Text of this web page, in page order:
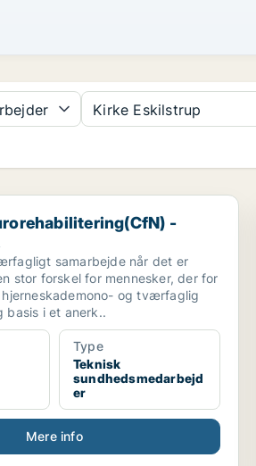
Kirke Eskilstrup
- [xxxxx] søge...
-
samarbejde når det er
stor forskel for mennesker, der for
og tværfaglig
basis i et anerk..
Type
Teknisk
sundhedsmedarbejd
er
Mere info